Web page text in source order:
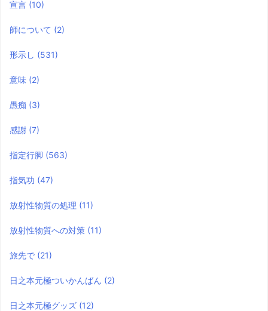
宣言 (10)
師について (2)
形示し (531)
意味 (2)
愚痴 (3)
感謝 (7)
指定行脚 (563)
指気功 (47)
放射性物質の処理 (11)
放射性物質への対策 (11)
旅先で (21)
日之本元極ついかんばん (2)
日之本元極グッズ (12)